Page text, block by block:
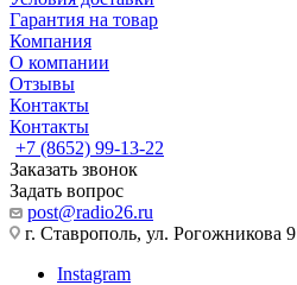
Гарантия на товар
Компания
О компании
Отзывы
Контакты
Контакты
+7 (8652) 99-13-22
Заказать звонок
Задать вопрос
post@radio26.ru
г. Ставрополь, ул. Рогожникова 9
Instagram